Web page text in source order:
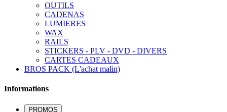
OUTILS
CADENAS
LUMIERES
WAX
RAILS
STICKERS - PLV - DVD - DIVERS
CARTES CADEAUX
BROS PACK (L'achat malin)
Informations
PROMOS